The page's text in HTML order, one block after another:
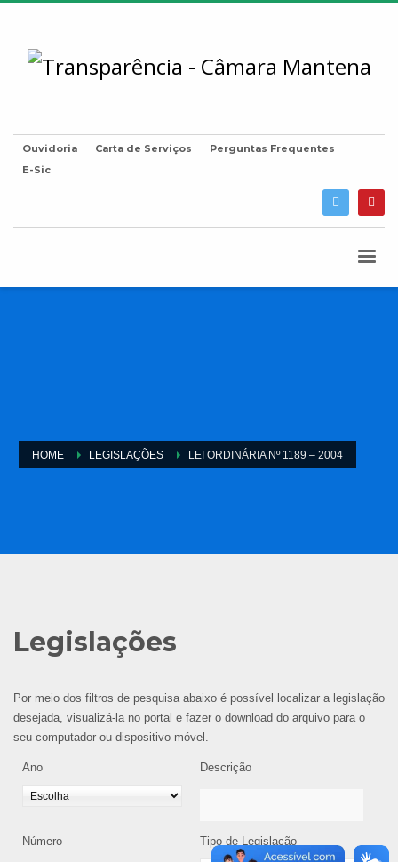
Ouvidoria Carta de Serviços
Perguntas Frequentes
E-Sic
HOME LEGISLAÇÕES LEI ORDINÁRIA Nº 1189 – 2004
Legislações
Por meio dos filtros de pesquisa abaixo é possível localizar a legislação
desejada, visualizá-la no portal e fazer o download do arquivo para o
seu computador ou dispositivo móvel.
Ano Descrição
Número Tipo de Legislação